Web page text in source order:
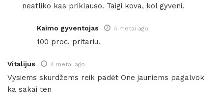
neatliko kas priklauso. Taigi kova, kol gyveni.
Kaimo gyventojas 4 metai ago
100 proc. pritariu.
Vitalijus 4 metai ago
Vysiems skurdžems reik padėt One jauniems pagalvok
ka sakai ten